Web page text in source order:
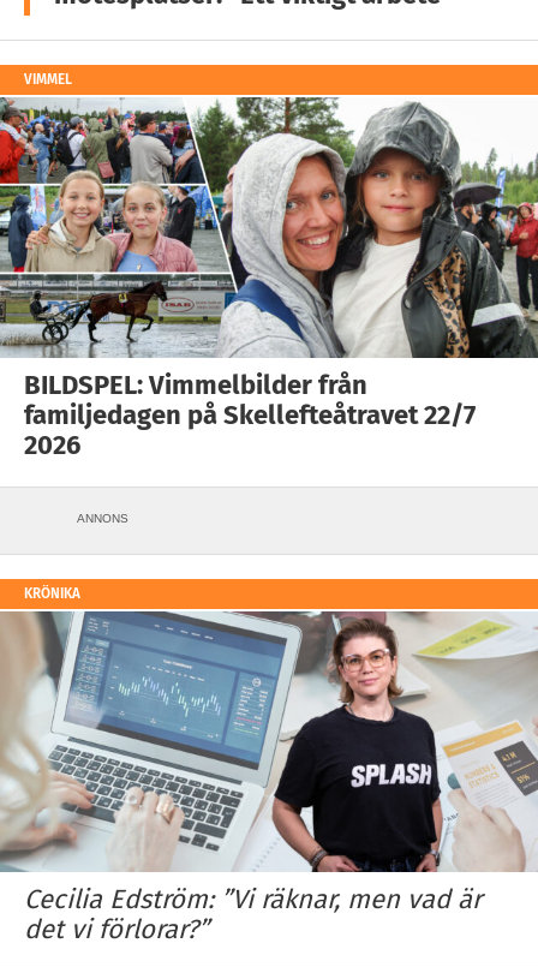
VIMMEL
BILDSPEL: Vimmelbilder från
familjedagen på Skellefteåtravet 22/7
2026
ANNONS
KRÖNIKA
Cecilia Edström: ”Vi räknar, men vad är
det vi förlorar?”